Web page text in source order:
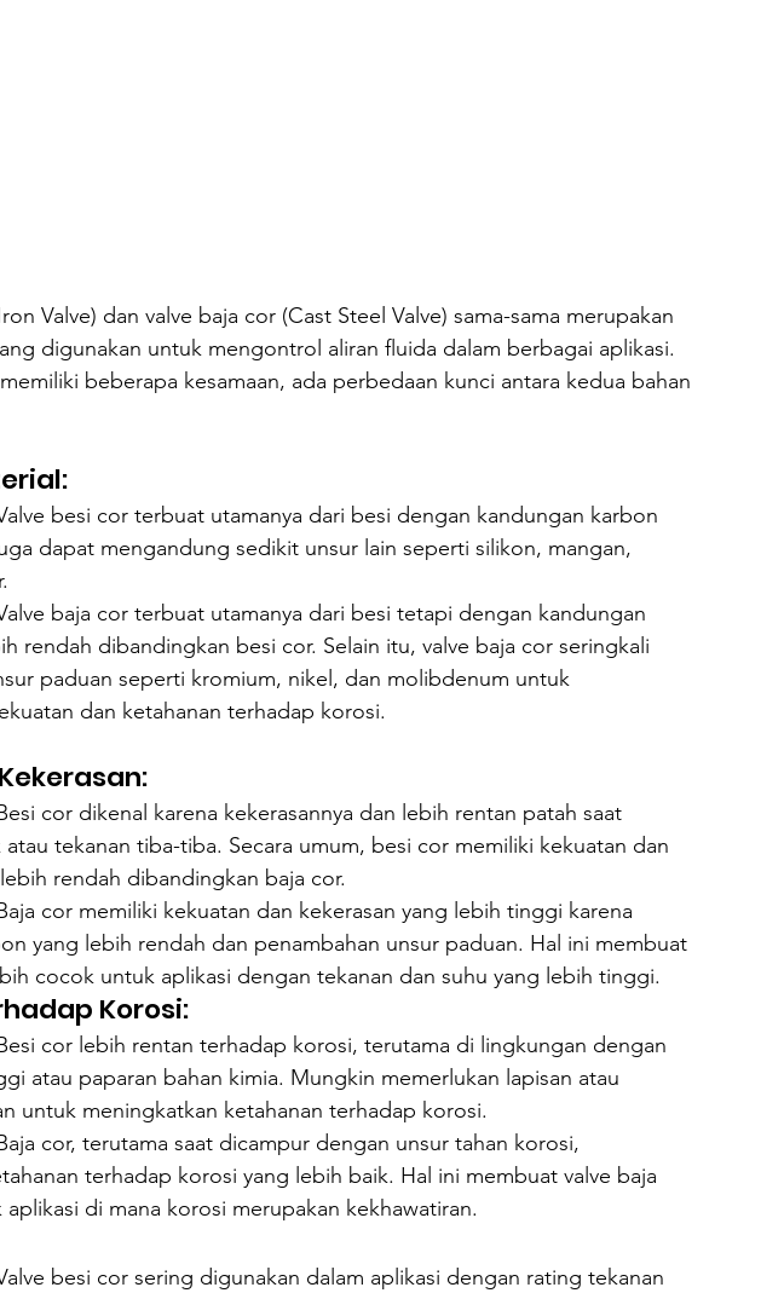
Valve) dan valve baja cor (Cast Steel Valve) sama-sama merupakan
digunakan untuk mengontrol aliran fluida dalam berbagai aplikasi.
beberapa kesamaan, ada perbedaan kunci antara kedua bahan
besi cor terbuat utamanya dari besi dengan kandungan karbon
dapat mengandung sedikit unsur lain seperti silikon, mangan,
baja cor terbuat utamanya dari besi tetapi dengan kandungan
rendah dibandingkan besi cor. Selain itu, valve baja cor seringkali
paduan seperti kromium, nikel, dan molibdenum untuk
dan ketahanan terhadap korosi.
cor dikenal karena kekerasannya dan lebih rentan patah saat
tekanan tiba-tiba. Secara umum, besi cor memiliki kekuatan dan
rendah dibandingkan baja cor.
cor memiliki kekuatan dan kekerasan yang lebih tinggi karena
yang lebih rendah dan penambahan unsur paduan. Hal ini membuat
cocok untuk aplikasi dengan tekanan dan suhu yang lebih tinggi.
Korosi:
cor lebih rentan terhadap korosi, terutama di lingkungan dengan
atau paparan bahan kimia. Mungkin memerlukan lapisan atau
untuk meningkatkan ketahanan terhadap korosi.
cor, terutama saat dicampur dengan unsur tahan korosi,
terhadap korosi yang lebih baik. Hal ini membuat valve baja
di mana korosi merupakan kekhawatiran.
besi cor sering digunakan dalam aplikasi dengan rating tekanan